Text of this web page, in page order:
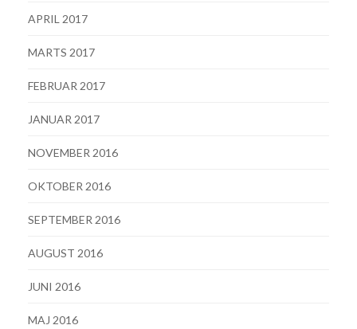
APRIL 2017
MARTS 2017
FEBRUAR 2017
JANUAR 2017
NOVEMBER 2016
OKTOBER 2016
SEPTEMBER 2016
AUGUST 2016
JUNI 2016
MAJ 2016